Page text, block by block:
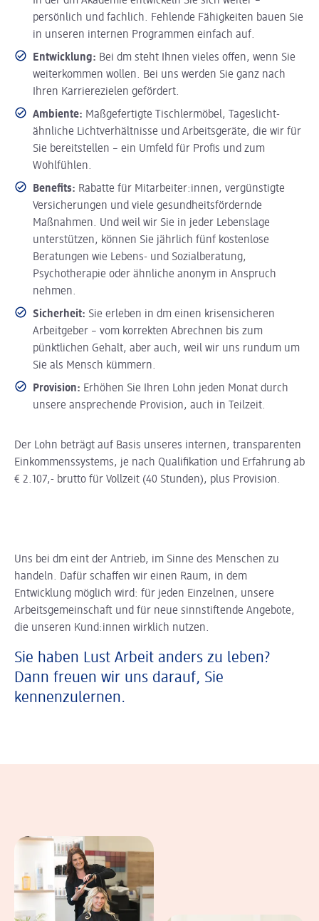
persönlich und fachlich. Fehlende Fähigkeiten bauen Sie
in unseren internen Programmen einfach auf.
Entwicklung: Bei dm steht Ihnen vieles offen, wenn Sie
weiterkommen wollen. Bei uns werden Sie ganz nach
Ihren Karrierezielen gefördert.
Ambiente: Maßgefertigte Tischlermöbel, Tageslicht-
ähnliche Lichtverhältnisse und Arbeitsgeräte, die wir für
Sie bereitstellen – ein Umfeld für Profis und zum
Wohlfühlen.
Benefits: Rabatte für Mitarbeiter:innen, vergünstigte
Versicherungen und viele gesundheitsfördernde
Maßnahmen. Und weil wir Sie in jeder Lebenslage
unterstützen, können Sie jährlich fünf kostenlose
Beratungen wie Lebens- und Sozialberatung,
Psychotherapie oder ähnliche anonym in Anspruch
nehmen.
Sicherheit: Sie erleben in dm einen krisensicheren
Arbeitgeber – vom korrekten Abrechnen bis zum
pünktlichen Gehalt, aber auch, weil wir uns rundum um
Sie als Mensch kümmern.
Provision: Erhöhen Sie Ihren Lohn jeden Monat durch
unsere ansprechende Provision, auch in Teilzeit.
Der Lohn beträgt auf Basis unseres internen, transparenten
Einkommenssystems, je nach Qualifikation und Erfahrung ab
€ 2.107,- brutto für Vollzeit (40 Stunden), plus Provision.
Uns bei dm eint der Antrieb, im Sinne des Menschen zu
handeln. Dafür schaffen wir einen Raum, in dem
Entwicklung möglich wird: für jeden Einzelnen, unsere
Arbeitsgemeinschaft und für neue sinnstiftende Angebote,
die unseren Kund:innen wirklich nutzen.
Sie haben Lust Arbeit anders zu leben?
Dann freuen wir uns darauf, Sie
kennenzulernen.
In einer Bildergalerie sind verschiedene